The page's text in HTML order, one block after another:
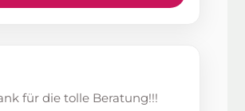
für die tolle Beratung!!!